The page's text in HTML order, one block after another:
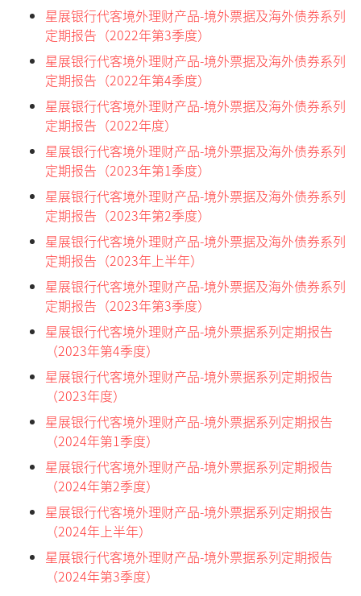
星展银行代客境外理财产品-境外票据及海外债券系列
定期报告（2022年第3季度）
星展银行代客境外理财产品-境外票据及海外债券系列
定期报告（2022年第4季度）
星展银行代客境外理财产品-境外票据及海外债券系列
定期报告（2022年度）
星展银行代客境外理财产品-境外票据及海外债券系列
定期报告（2023年第1季度）
星展银行代客境外理财产品-境外票据及海外债券系列
定期报告（2023年第2季度）
星展银行代客境外理财产品-境外票据及海外债券系列
定期报告（2023年上半年）
星展银行代客境外理财产品-境外票据及海外债券系列
定期报告（2023年第3季度）
星展银行代客境外理财产品-境外票据系列定期报告
（2023年第4季度）
星展银行代客境外理财产品-境外票据系列定期报告
（2023年度）
星展银行代客境外理财产品-境外票据系列定期报告
（2024年第1季度）
星展银行代客境外理财产品-境外票据系列定期报告
（2024年第2季度）
星展银行代客境外理财产品-境外票据系列定期报告
（2024年上半年）
星展银行代客境外理财产品-境外票据系列定期报告
（2024年第3季度）